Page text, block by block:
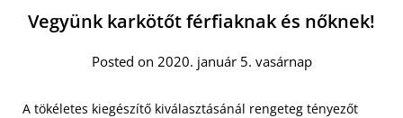
Vegyünk karkötőt férfiaknak és nőknek!
Posted on 2020. január 5. vasárnap
A tökéletes kiegészítő kiválasztásánál rengeteg tényezőt